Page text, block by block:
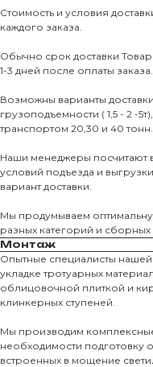
Стоимость и условия
каждого заказа.
Обычно срок доставки
1-3 дней после оплаты заказа.
Возможны варианты
грузоподъемности ( 1,5 - 2 -
транспортом 20,30 и 40 тонн.
Наши менеджеры посчитают
условий подъезда и
вариант доставки.
Мы продумываем
разных категорий и сборных
Монтаж
Опытные специалисты
укладке тротуарных
облицовочной плиткой и
клинкерных ступеней.
Мы производим
необходимости
встроенных в мощение
О КОМПАНИИ
О нас